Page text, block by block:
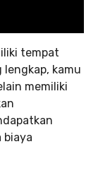
tempat
kamu
memiliki
biaya